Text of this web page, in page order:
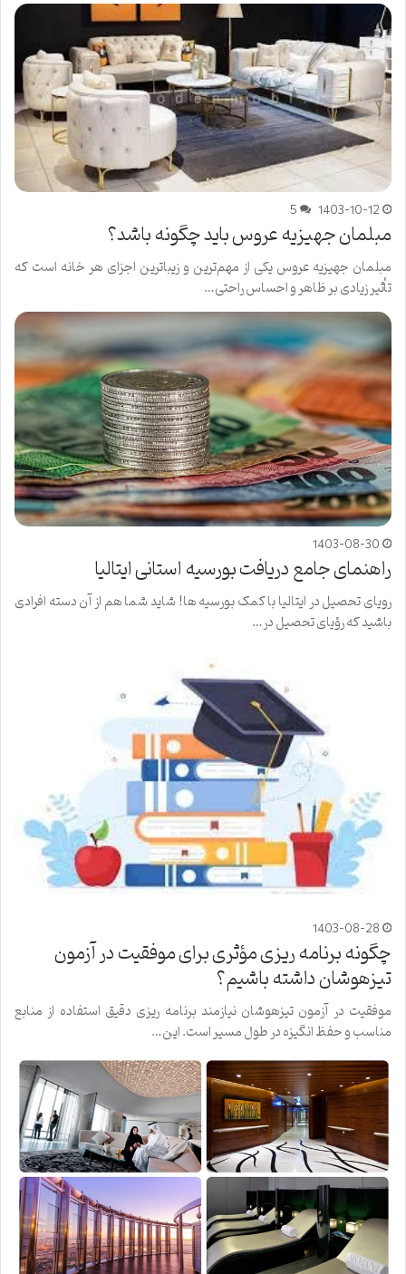
1403-10-12
5
مبلمان جهیزیه عروس باید چگونه باشد؟
مبلمان جهیزیه عروس یکی از مهم‌ترین و زیباترین اجزای هر خانه است که
تأثیر زیادی بر ظاهر و احساس راحتی…
1403-08-30
راهنمای جامع دریافت بورسیه استانی ایتالیا
رویای تحصیل در ایتالیا با کمک بورسیه ها! شاید شما هم از آن دسته افرادی
باشید که رؤیای تحصیل در…
1403-08-28
چگونه برنامه ریزی مؤثری برای موفقیت در آزمون
تیزهوشان داشته باشیم؟
موفقیت در آزمون تیزهوشان نیازمند برنامه ریزی دقیق استفاده از منابع
مناسب و حفظ انگیزه در طول مسیر است. این…